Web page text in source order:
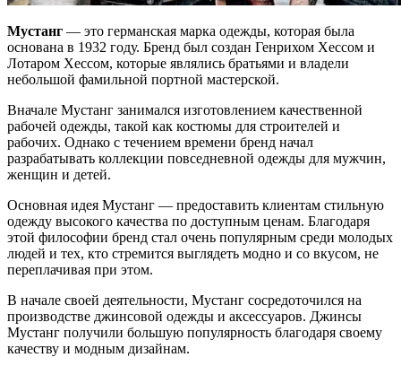
Мустанг — это германская марка одежды, которая была
основана в 1932 году. Бренд был создан Генрихом Хессом и
Лотаром Хессом, которые являлись братьями и владели
небольшой фамильной портной мастерской.
Вначале Мустанг занимался изготовлением качественной
рабочей одежды, такой как костюмы для строителей и
рабочих. Однако с течением времени бренд начал
разрабатывать коллекции повседневной одежды для мужчин,
женщин и детей.
Основная идея Мустанг — предоставить клиентам стильную
одежду высокого качества по доступным ценам. Благодаря
этой философии бренд стал очень популярным среди молодых
людей и тех, кто стремится выглядеть модно и со вкусом, не
переплачивая при этом.
В начале своей деятельности, Мустанг сосредоточился на
производстве джинсовой одежды и аксессуаров. Джинсы
Мустанг получили большую популярность благодаря своему
качеству и модным дизайнам.